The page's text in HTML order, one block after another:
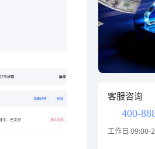
客服咨询
400-
工作日 09:00-